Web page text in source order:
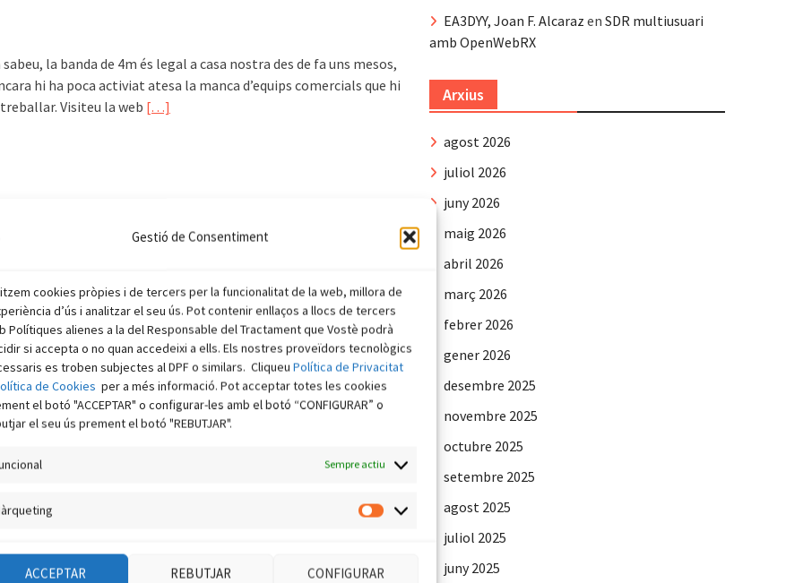
Gestió de Consentiment
cookies pròpies i de tercers per la funcionalitat de la web, millora de
d’ús i analitzar el seu ús. Pot contenir enllaços a llocs de tercers
Polítiques alienes a la del Responsable del Tractament que Vostè podrà
si accepta o no quan accedeixi a ells. Els nostres proveïdors tecnològics
es troben subjectes al DPF o similars. Cliqueu Política de Privacitat
de Cookies per a més informació. Pot acceptar totes les cookies
el botó "ACCEPTAR" o configurar-les amb el botó “CONFIGURAR” o
el seu ús prement el botó "REBUTJAR".
Sempre actiu
Màrqueting
ACCEPTAR REBUTJAR CONFIGURAR
sabeu, la banda de 4m és legal a casa nostra des de fa uns mesos,
hi ha poca activiat atesa la manca d’equips comercials que hi
Visiteu la web […]
del 2000 l’astronauta William Shepherd va deixar per un
ocupacions abord de la International Space Station (ISS) per
de radioaficionat abord del giny per fer una
EA3DYY, Joan F. Alcaraz en SDR multiusuari
amb OpenWebRX
Arxius
agost 2026
juliol 2026
juny 2026
maig 2026
abril 2026
març 2026
febrer 2026
gener 2026
desembre 2025
novembre 2025
octubre 2025
setembre 2025
agost 2025
juliol 2025
juny 2025